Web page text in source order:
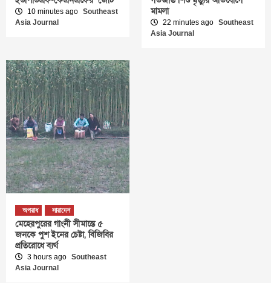
10 minutes ago Southeast
Asia Journal
মামলা
22 minutes ago Southeast
Asia Journal
অপরাধ সারাদেশ
মেহেরপুরের গাংনী সীমান্তে ৫
জনকে পুশ ইনের চেষ্টা, বিজিবির
প্রতিরোধে ব্যর্থ
3 hours ago Southeast
Asia Journal